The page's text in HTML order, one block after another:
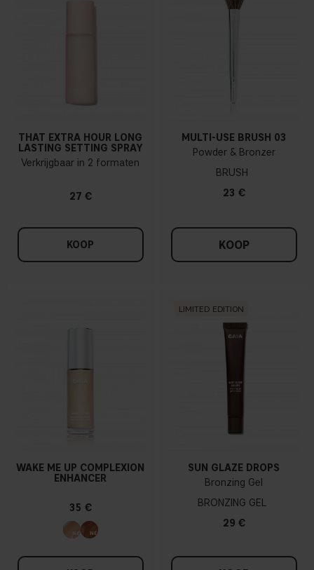
THAT EXTRA HOUR LONG
LASTING SETTING SPRAY
Verkrijgbaar in 2 formaten
27 €
KOOP
MULTI-USE BRUSH 03
Powder & Bronzer
BRUSH
23 €
KOOP
WAKE ME UP COMPLEXION
ENHANCER
35 €
LIMITED EDITION
SUN GLAZE DROPS
Bronzing Gel
BRONZING GEL
29 €